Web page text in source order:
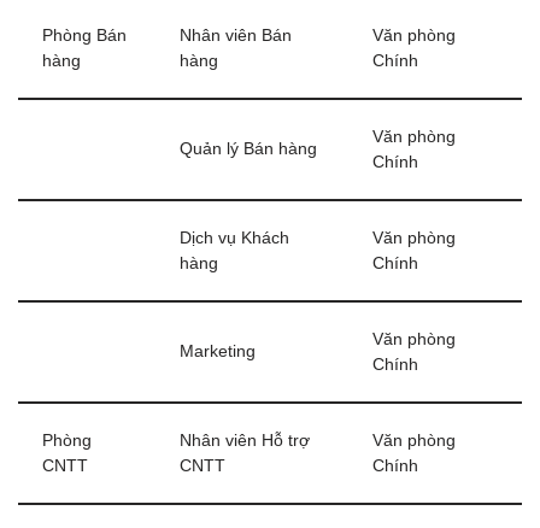
Phòng Bán
hàng
Nhân viên Bán
hàng
Văn phòng
Chính
Quản lý Bán hàng
Văn phòng
Chính
Dịch vụ Khách
hàng
Văn phòng
Chính
Marketing
Văn phòng
Chính
Phòng
CNTT
Nhân viên Hỗ trợ
CNTT
Văn phòng
Chính